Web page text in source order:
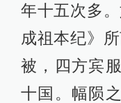
年十五次多
成祖本纪》
被，四方宾
十国。幅陨